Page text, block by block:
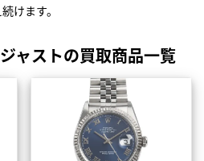
けます。
ャストの買取商品一覧